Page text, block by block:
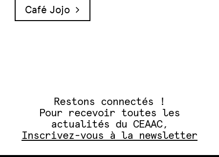
Café Jojo
Restons connectés !
Pour recevoir toutes les
actualités du CEAAC,
Inscrivez-vous à la newsletter